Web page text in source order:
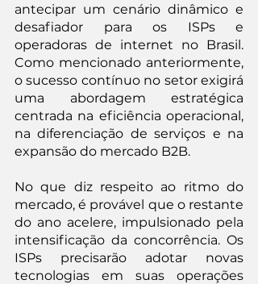
antecipar um cenário dinâmico e
desafiador para os ISPs e
operadoras de internet no Brasil.
Como mencionado anteriormente,
o sucesso contínuo no setor exigirá
uma abordagem estratégica
centrada na eficiência operacional,
na diferenciação de serviços e na
expansão do mercado B2B.
No que diz respeito ao ritmo do
mercado, é provável que o restante
do ano acelere, impulsionado pela
intensificação da concorrência. Os
ISPs precisarão adotar novas
tecnologias em suas operações